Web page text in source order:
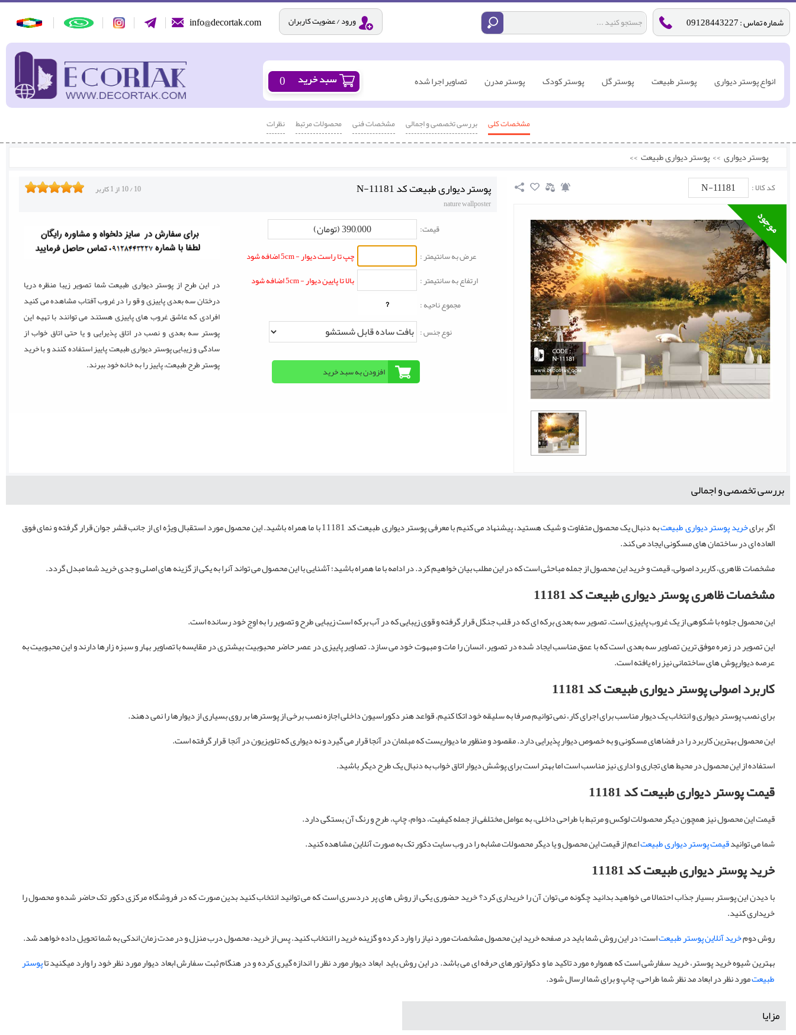
شماره تماس : 09128443227 info@decortak.com ورود / عضویت کاربران
انواع پوستر دیواری پوستر طبیعت پوستر گل پوستر کودک پوستر مدرن تصاویر اجرا شده 0
مشخصات کلی بررسی تخصصی و اجمالی مشخصات فنی محصولات مرتبط نظرات
پوستر دیواری >> پوستر دیواری طبیعت >>
کد کالا : N-11181 پوستر دیواری طبیعت کد N-11181 10/10 از1کاربر
nature wallposter
قیمت: 390,000 (تومان)
عرض به سانتیمتر :
چپ تا راست دیوار - 5cm اضافه شود
ارتفاع به سانتیمتر :
بالا تا پایین دیوار - 5cm اضافه شود
مجموع ناحیه :
?
نوع جنس :
در این طرح از پوستر دیواری طبیعت شما تصویر زیبا منظره دریا
درختان سه بعدی پاییزی و قو را در غروب آفتاب مشاهده می کنید
افرادی که عاشق غروب های پاییزی هستند می توانند با تهیه این
پوستر سه بعدی و نصب در اتاق پذیرایی و یا حتی اتاق خواب از
سادگی و زیبایی پوستر دیواری طبیعت پاییز استفاده کنند و با خرید
پوستر طرح طبیعت، پاییز را به خانه خود ببرند.
بررسی تخصصی و اجمالی
اگر برایخرید پوستر دیواری طبیعت
به دنبال یک محصول متفاوت و شیک هستید، پیشنهاد می کنیم با معرفی پوستر دیواری طبیعت کد 11181 با ما همراه باشید. این محصول مورد استقبال ویژه ای از جانب قشر جوان قرار گرفته و نمای فوق
العاده ای در ساختمان های مسکونی ایجاد می کند.
مشخصات ظاهری، کاربرد اصولی، قیمت و خرید این محصول از جمله مباحثی است که در این مطلب بیان خواهیم کرد. در ادامه با ما همراه باشید؛ آشنایی با این محصول می تواند آنرا به یکی از گزینه های اصلی و جدی خرید شما مبدل گردد.
مشخصات ظاهری پوستر دیواری طبیعت کد 11181
این محصول جلوه با شکوهی از یک غروب پاییزی است. تصویر سه بعدی برکه ای که در قلب جنگل قرار گرفته و قوی زیبایی که در آب برکه است زیبایی طرح و تصویر را به اوج خود رسانده است.
این تصویر در زمره موفق ترین تصاویر سه بعدی است که با عمق مناسب ایجاد شده در تصویر، انسان را مات و مبهوت خود می سازد. تصاویر پاییزی در عصر حاضر محبوبیت بیشتری در مقایسه با تصاویر بهار و سبزه زارها دارند و این محبوبیت به
عرصه دیوارپوش های ساختمانی نیز راه یافته است.
کاربرد اصولی پوستر دیواری طبیعت کد 11181
برای نصب پوستر دیواری و انتخاب یک دیوار مناسب برای اجرای کار، نمی توانیم صرفا به سلیقه خود اتکا کنیم. قواعد هنر دکوراسیون داخلی اجازه نصب برخی از پوسترها بر روی بسیاری از دیوارها را نمی دهند.
این محصول بهترین کاربرد را در فضاهای مسکونی و به خصوص دیوار پذیرایی دارد. مقصود و منظور ما دیواریست که مبلمان در آنجا قرار می گیرد و نه دیواری که تلویزیون در آنجا قرار گرفته است.
استفاده از این محصول در محیط های تجاری و اداری نیز مناسب است اما بهتر است برای پوشش دیوار اتاق خواب به دنبال یک طرح دیگر باشید.
قیمت پوستر دیواری طبیعت کد 11181
قیمت این محصول نیز همچون دیگر محصولات لوکس و مرتبط با طراحی داخلی، به عوامل مختلفی از جمله کیفیت، دوام، چاپ، طرح و رنگ آن بستگی دارد.
شما می توانیدقیمت پوستر دیواری طبیعتاعم از قیمت این محصول و یا دیگر محصولات مشابه را در وب سایت دکور تک به صورت آنلاین مشاهده کنید.
خرید پوستر دیواری طبیعت کد 11181
با دیدن این پوستر بسیار جذاب احتمالا می خواهید بدانید چگونه می توان آن را خریداری کرد؟ خرید حضوری یکی از روش های پر دردسری است که می توانید انتخاب کنید بدین صورت که در فروشگاه مرکزی دکور تک حاضر شده و محصول را
خریداری کنید.
روش دومخرید آنلاین پوستر طبیعتاست؛ در این روش شما باید در صفحه خرید این محصول مشخصات مورد نیاز را وارد کرده و گزینه خرید را انتخاب کنید. پس از خرید، محصول درب منزل و در مدت زمان اندکی به شما تحویل داده خواهد شد.
بهترین شیوه خرید پوستر، خرید سفارشی است که همواره مورد تاکید ما و دکوارتورهای حرفه ای می باشد. در این روش باید ابعاد دیوار مورد نظر را اندازه گیری کرده و در هنگام ثبت سفارش ابعاد دیوار مورد نظر خود را وارد میکنید تاپوستر
طبیعتمورد نظر در ابعاد مد نظر شما طراحی، چاپ و برای شما ارسال شود.
مزایا